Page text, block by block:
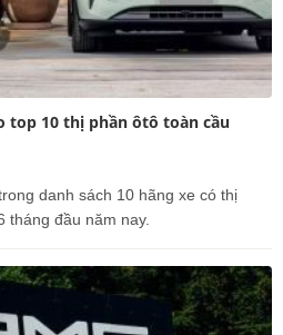
top 10 thị phần ôtô toàn cầu
danh sách 10 hãng xe có thị
tháng đầu năm nay.